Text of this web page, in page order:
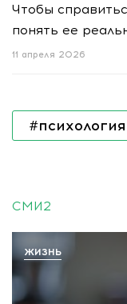
Чтобы
понять ее
11 апреля 2026
#психология
СМИ2
ЖИЗНЬ